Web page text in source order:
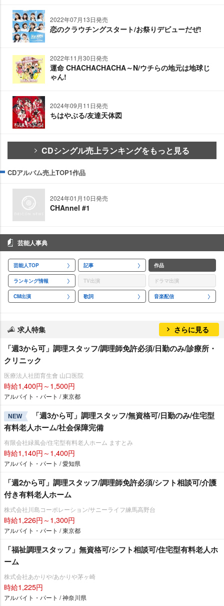
2022年07月13日発売
恋のクラウチングスタート/お祭りデビューだぜ!
2022年11月30日発売
運命 CHACHACHACHA～N/ウチらの地元は地球じ
ゃん!
2024年09月11日発売
ちはやぶる/友達天体図
CDシングル売上ランキングをもっと見る
CDアルバム売上TOP1作品
2024年01月10日発売
CHAnnel #1
芸能人事典
芸能人TOP 記事 作品
ランキング情報 TV出演 ドラマ出演
CM出演 歌詞 音楽配信
求人特集 さらに見る
「週3から可」調理スタッフ/調理師免許必須/日勤のみ/診療所・
クリニック
医療法人社団育生會 山口医院
時給1,400円～1,500円
アルバイト・パート / 東京都
NEW
「週3から可」調理スタッフ/無資格可/日勤のみ/住宅型
有料老人ホーム/社会保障完備
有限会社緑風会/住宅型有料老人ホーム ますとみ
時給1,140円～1,400円
アルバイト・パート / 愛知県
「週2から可」調理スタッフ/調理師免許必須/シフト相談可/介護
付き有料老人ホーム
株式会社川島コーポレーション/サニーライフ練馬高野台
時給1,226円～1,300円
アルバイト・パート / 東京都
「福祉調理スタッフ」無資格可/シフト相談可/住宅型有料老人ホ
ーム
株式会社あかりや/あかりや茅ヶ崎
時給1,225円
アルバイト・パート / 神奈川県